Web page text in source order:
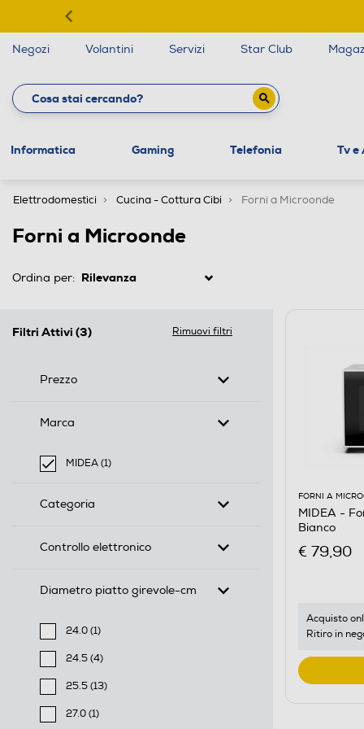
Negozi Volantini Servizi Star Club
Informatica Gaming Telefonia Tv e
Elettrodomestici Cucina - Cottura Cibi Forni a Microonde
Forni a Microonde
Ordina per:
Filtri Attivi (3) Rimuovi filtri
Prezzo
Marca
MIDEA (1)
Categoria
Controllo elettronico
Diametro piatto girevole-cm
24.0 (1)
Filtra per Diametro piatto girevole-cm: 24.0
24.5 (4)
Filtra per Diametro piatto girevole-cm: 24.5
25.5 (13)
Filtra per Diametro piatto girevole-cm: 25.5
27.0 (1)
FORNI A
MIDEA -
Bianco
€ 79,90
Acquisto
Ritiro in